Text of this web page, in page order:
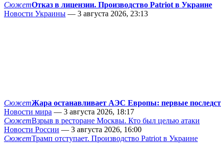
СюжетОтказ в лицензии. Производство Patriot в Украине
Новости Украины — 3 августа 2026, 23:13
СюжетЖара останавливает АЭС Европы: первые
Новости мира — 3 августа 2026, 18:17
СюжетВзрыв в ресторане Москвы. Кто был целью атаки
Новости России — 3 августа 2026, 16:00
СюжетТрамп отступает. Производство Patriot в Украине